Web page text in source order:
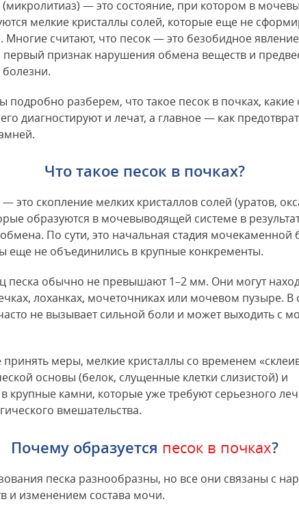
(микролитиаз) — это состояние, при котором в
мелкие кристаллы солей, которые еще не
Многие считают, что песок — это безобидное
первый признак нарушения обмена веществ и
подробно разберем, что такое песок в почках,
диагностируют и лечат, а главное — как
Что такое песок в почках?
это скопление мелких кристаллов солей (уратов,
образуются в мочевыводящей системе в
По сути, это начальная стадия мочекаменной
еще не объединились в крупные конкременты.
песка обычно не превышают 1–2 мм. Они могут
лоханках, мочеточниках или мочевом пузыре. В
не вызывает сильной боли и может выходить с
принять меры, мелкие кристаллы со временем
основы (белок, слущенные клетки слизистой) и
крупные камни, которые уже требуют серьезного
вмешательства.
Почему образуется песок в почках?
песка разнообразны, но все они связаны с
и изменением состава мочи.